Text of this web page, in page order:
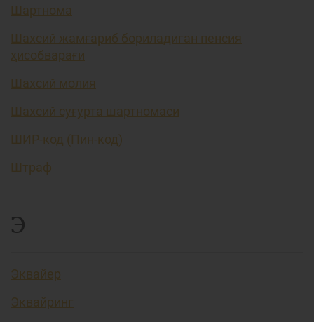
Шартнома
Шахсий жамғариб бориладиган пенсия
ҳисобварағи
Шахсий молия
Шахсий суғурта шартномаси
ШИР-код (Пин-код)
Штраф
Э
Эквайер
Эквайринг